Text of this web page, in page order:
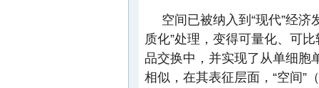
空间已被纳入到“现代”经
质化”处理，变得可量化、可
品交换中，并实现了从单细胞
相似，在其表征层面，“空间”